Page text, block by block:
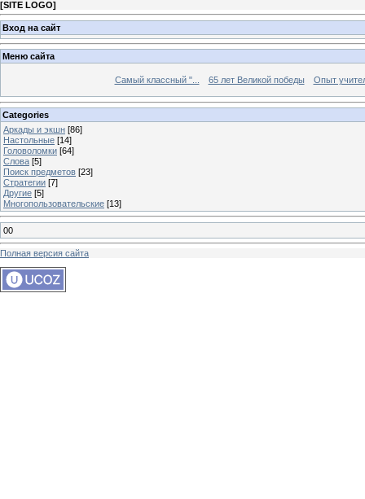
[SITE LOGO]
Вход на сайт
Меню сайта
Самый классный "... 65 лет Великой победы Опыт
Categories
Аркады и экшн [86]
Настольные [14]
Головоломки [64]
Слова [5]
Поиск предметов [23]
Стратегии [7]
Другие [5]
Многопользовательские [13]
00
Полная версия сайта